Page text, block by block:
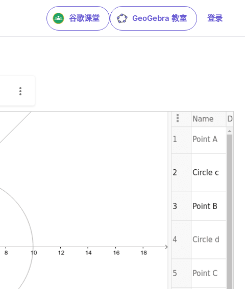
谷歌课堂 GeoGebra 教室 登录